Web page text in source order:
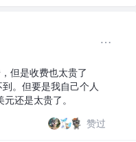
但是收费也太贵了
。但要是我自己个人
还是太贵了。
赞过